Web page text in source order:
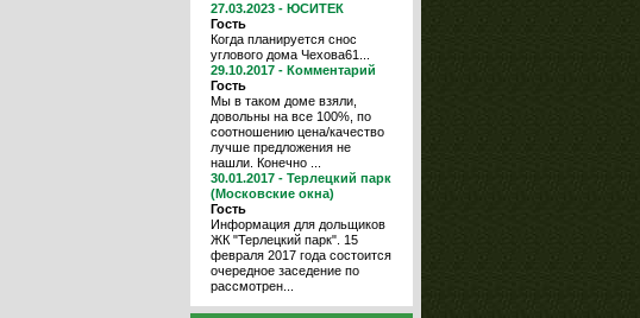
27.03.2023 - ЮСИТЕК
Гость
Когда планируется снос
углового дома Чехова61...
29.10.2017 - Комментарий
Гость
Мы в таком доме взяли,
довольны на все 100%, по
соотношению цена/качество
лучше предложения не
нашли. Конечно ...
30.01.2017 - Терлецкий парк
(Московские окна)
Гость
Информация для дольщиков
ЖК "Терлецкий парк". 15
февраля 2017 года состоится
очередное заседение по
рассмотрен...